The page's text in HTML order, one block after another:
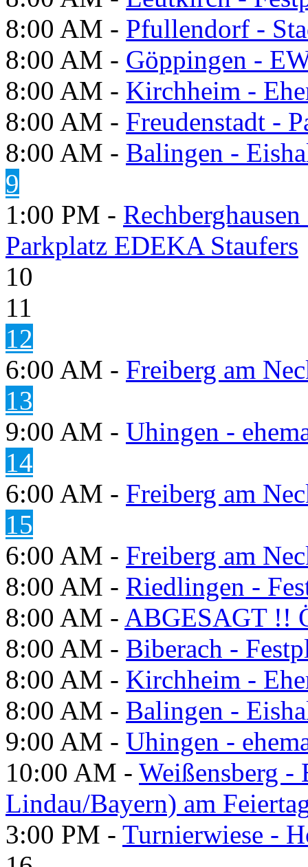
8:00 AM - Pfullendorf -
8:00 AM - Göppingen -
8:00 AM - Kirchheim -
8:00 AM - Freudenstadt -
8:00 AM - Balingen -
9
1:00 PM -
Parkplatz EDEKA Staufers
10
11
12
6:00 AM - Freiberg am
13
9:00 AM - Uhingen -
14
6:00 AM - Freiberg am
15
6:00 AM - Freiberg am
8:00 AM - Riedlingen -
8:00 AM - ABGESAGT !!
8:00 AM - Biberach -
8:00 AM - Kirchheim -
8:00 AM - Balingen -
9:00 AM - Uhingen -
10:00 AM - Weißensberg
Lindau/Bayern) am
3:00 PM - Turnierwiese -